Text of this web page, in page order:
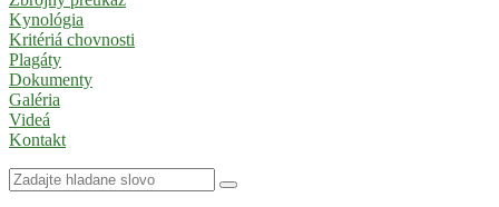
Kynológia
Kritériá chovnosti
Plagáty
Dokumenty
Galéria
Videá
Kontakt